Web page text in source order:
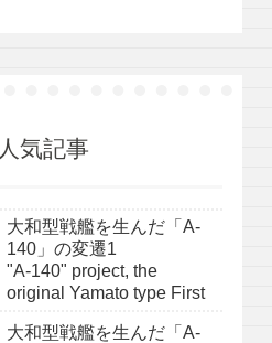
人気記事
大和型戦艦を生んだ「A-
140」の変遷1
"A-140" project, the
original Yamato type First
大和型戦艦を生んだ「A-